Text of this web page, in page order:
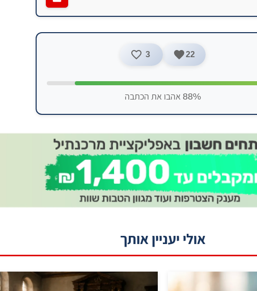
22
3
88% אהבו את הכתבה
אולי יעניין אותך